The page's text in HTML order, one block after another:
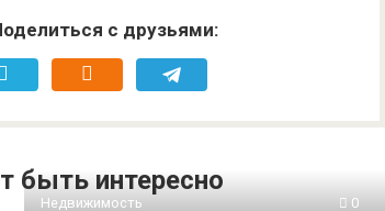
с друзьями:
интересно
Недвижимость 0